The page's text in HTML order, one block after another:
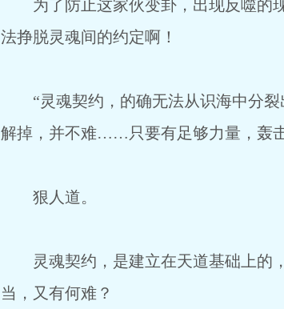
为了防止这家伙变卦，出现反噬的现
法挣脱灵魂间的约定啊！
“灵魂契约，的确无法从识海中分裂
解掉，并不难……只要有足够力量，轰
狠人道。
灵魂契约，是建立在天道基础上的，
当，又有何难？